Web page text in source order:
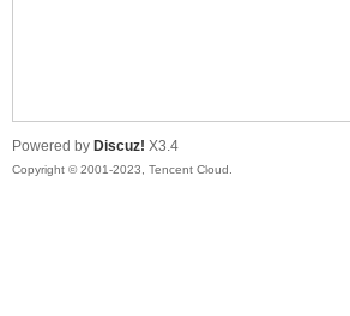
Powered by Discuz! X3.4
Copyright © 2001-2023, Tencent Cloud.